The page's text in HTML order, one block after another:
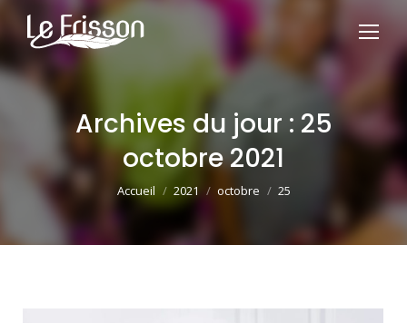
Archives du jour : 25
octobre 2021
Vous êtes ici :
Accueil 2021 octobre 25